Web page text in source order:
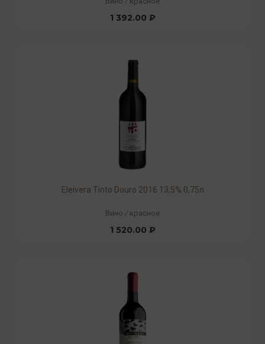
1 392.00 ₽
Eleivera Tinto Douro 2016 13,5% 0,75л
Вино / красное
1 520.00 ₽